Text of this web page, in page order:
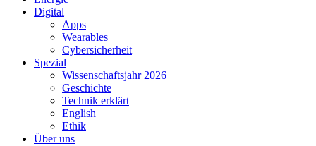
Digital
Apps
Wearables
Cybersicherheit
Spezial
Wissenschaftsjahr 2026
Geschichte
Technik erklärt
English
Ethik
Über uns